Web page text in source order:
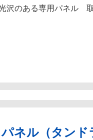
のある専用パネル
ネル（タンド